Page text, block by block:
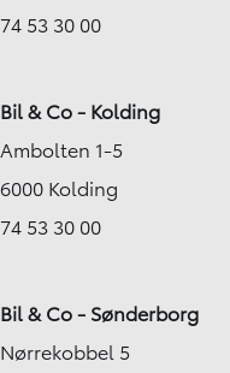
74 53 30 00
Bil & Co - Kolding
Ambolten 1-5
6000 Kolding
74 53 30 00
Bil & Co - Sønderborg
Nørrekobbel 5